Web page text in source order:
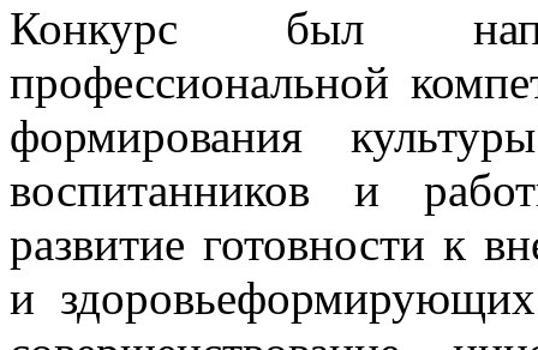
Конкурс был
профессиональной
формирования
воспитанников и
развитие готовности к
и здоровьеформирующих